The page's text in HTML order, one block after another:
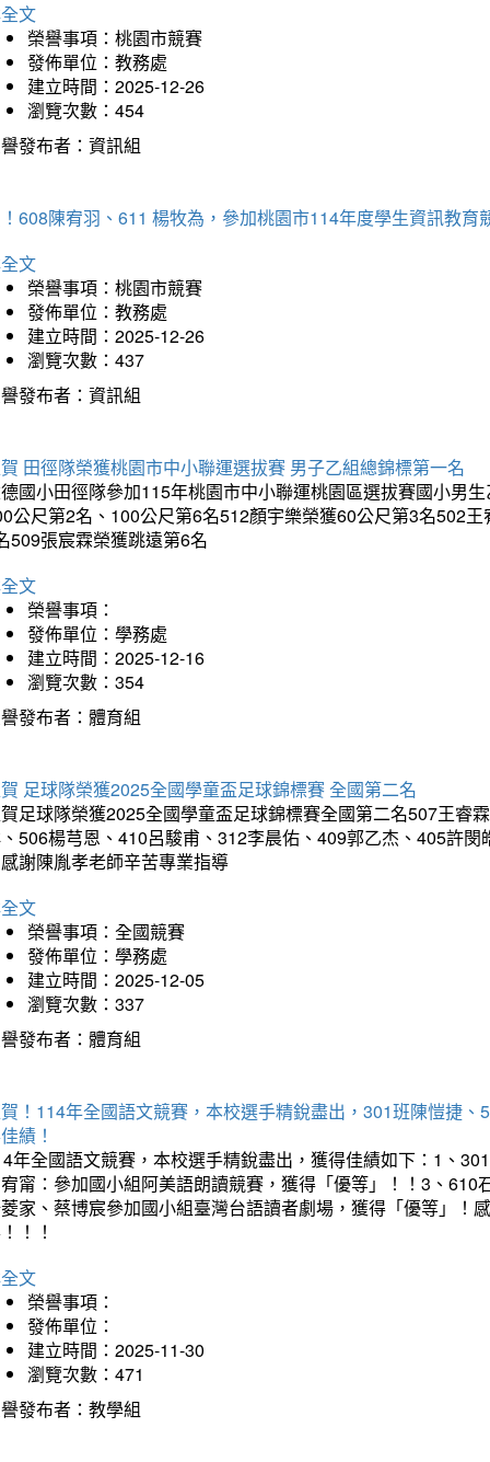
文
榮譽事項：桃園市競賽
發佈單位：教務處
建立時間：2025-12-26
瀏覽次數：454
發布者：資訊組
608陳宥羽、611 楊牧為，參加桃園市114年度學生資訊教育
文
榮譽事項：桃園市競賽
發佈單位：教務處
建立時間：2025-12-26
瀏覽次數：437
發布者：資訊組
田徑隊榮獲桃園市中小聯運選拔賽 男子乙組總錦標第一名
國小田徑隊參加115年桃園市中小聯運桃園區選拔賽國小男
公尺第2名、100公尺第6名512顏宇樂榮獲60公尺第3名502
509張宸霖榮獲跳遠第6名
文
榮譽事項：
發佈單位：學務處
建立時間：2025-12-16
瀏覽次數：354
發布者：體育組
足球隊榮獲2025全國學童盃足球錦標賽 全國第二名
足球隊榮獲2025全國學童盃足球錦標賽全國第二名507王睿
506楊芎恩、410呂駿甫、312李晨佑、409郭乙杰、405許
謝陳胤孝老師辛苦專業指導
文
榮譽事項：全國競賽
發佈單位：學務處
建立時間：2025-12-05
瀏覽次數：337
發布者：體育組
！114年全國語文競賽，本校選手精銳盡出，301班陳愷捷
績！
年全國語文競賽，本校選手精銳盡出，獲得佳績如下：1、
甯：參加國小組阿美語朗讀競賽，獲得「優等」！！3、
家、蔡博宸參加國小組臺灣台語讀者劇場，獲得「優等」！
！！
文
榮譽事項：
發佈單位：
建立時間：2025-11-30
瀏覽次數：471
發布者：教學組